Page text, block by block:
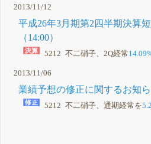
2013/11/12
平成26年3月期第2四半期決算
（14:00）
5212 不二硝子、2Q経常
2013/11/06
業績予想の修正に関するお知ら
5212 不二硝子、通期経常を